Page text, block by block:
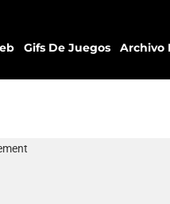
Gifs De Juegos Archivo